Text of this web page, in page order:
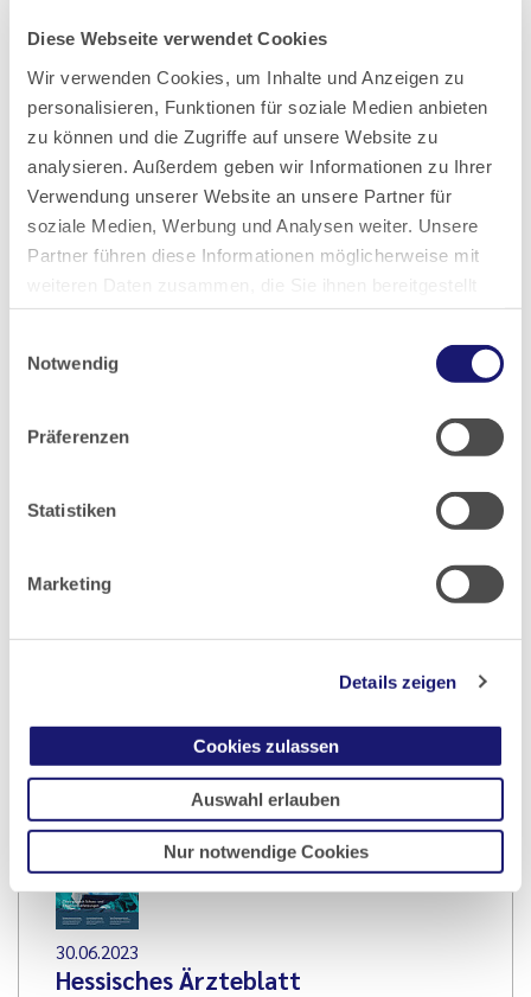
Diese Webseite verwendet Cookies
Wir verwenden Cookies, um Inhalte und Anzeigen zu
personalisieren, Funktionen für soziale Medien anbieten
zu können und die Zugriffe auf unsere Website zu
analysieren. Außerdem geben wir Informationen zu Ihrer
Verwendung unserer Website an unsere Partner für
soziale Medien, Werbung und Analysen weiter. Unsere
Partner führen diese Informationen möglicherweise mit
haben oder die sie im Rahmen Ihrer Nutzung der Dienste
Notwendig
Präferenzen
Statistiken
Marketing
Details zeigen
Cookies zulassen
Auswahl erlauben
Nur notwendige Cookies
Dr. med. Dipl.-Chem. Paul Otto Nowak Foto: Isolde Asbeck
Dr. med. Dipl.-Chem. Paul Otto Nowak
, Facharzt für
Katastrophenmedizin der LÄKH
30.06.2023
Hessisches Ärzteblatt